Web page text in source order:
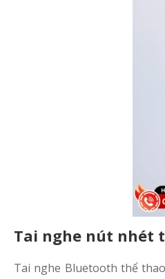
Tai nghe nút nhét
Tai nghe Bluetooth thể